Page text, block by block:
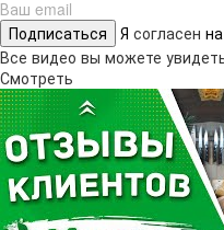
Подписаться Я согласен
Все видео вы можете
Смотреть